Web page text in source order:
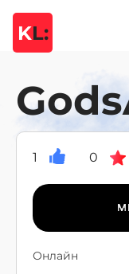
KL:
1 0
Онлайн